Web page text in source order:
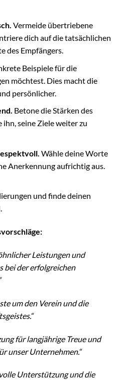
Vermeide übertriebene
dich auf die tatsächlichen
des Empfängers.
Beispiele für die
möchtest. Dies macht die
persönlicher.
Betone die Stärken des
seine Ziele weiter zu
Wähle deine Worte
Anerkennung aufrichtig aus.
und finde deinen
Leistungen und
bei der erfolgreichen
um den Verein und die
für langjährige Treue und
unser Unternehmen.“
Unterstützung und die